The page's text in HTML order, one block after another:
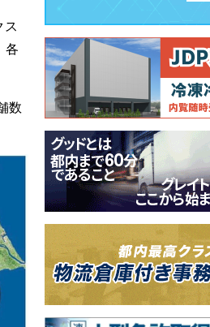
ス
各
数